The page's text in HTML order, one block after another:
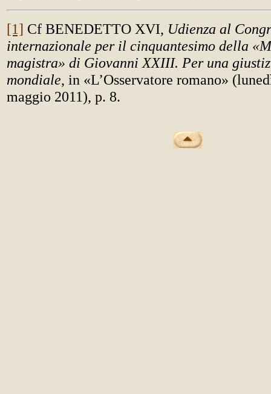
[1] Cf BENEDETTO XVI, Udienza al
internazionale per il cinquantesimo della
magistra» di Giovanni XXIII. Per una
mondiale, in «L’Osservatore romano»
maggio 2011), p. 8.